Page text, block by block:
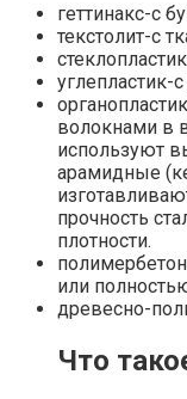
геттинакс-с
текстолит-с
углепластик-
волокнами в
используют
арамидные
прочность
плотности.
или
древесно-
Что